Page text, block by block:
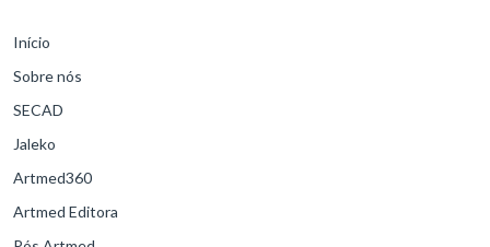
Início
Sobre nós
SECAD
Jaleko
Artmed360
Artmed Editora